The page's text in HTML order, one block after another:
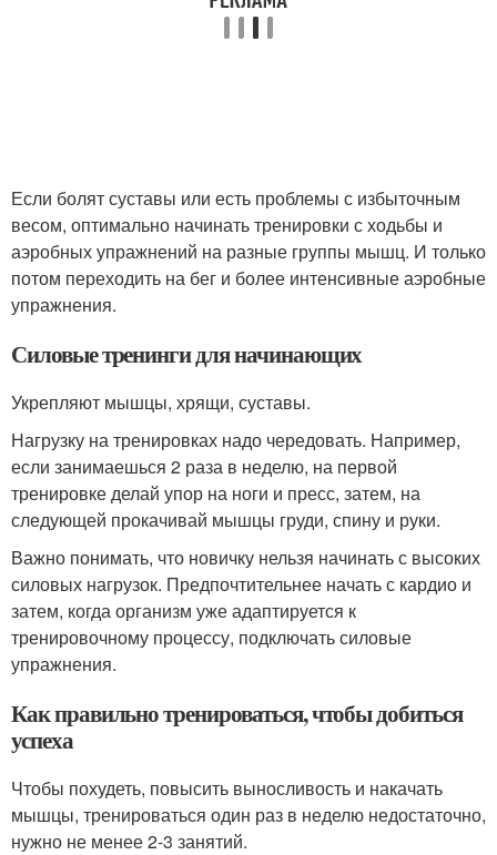
Если болят суставы или есть проблемы с избыточным
весом, оптимально начинать тренировки с ходьбы и
аэробных упражнений на разные группы мышц. И только
потом переходить на бег и более интенсивные аэробные
упражнения.
Силовые тренинги для начинающих
Укрепляют мышцы, хрящи, суставы.
Нагрузку на тренировках надо чередовать. Например,
если занимаешься 2 раза в неделю, на первой
тренировке делай упор на ноги и пресс, затем, на
следующей прокачивай мышцы груди, спину и руки.
Важно понимать, что новичку нельзя начинать с высоких
силовых нагрузок. Предпочтительнее начать с кардио и
затем, когда организм уже адаптируется к
тренировочному процессу, подключать силовые
упражнения.
Как правильно тренироваться, чтобы добиться
успеха
Чтобы похудеть, повысить выносливость и накачать
мышцы, тренироваться один раз в неделю недостаточно,
нужно не менее 2-3 занятий.